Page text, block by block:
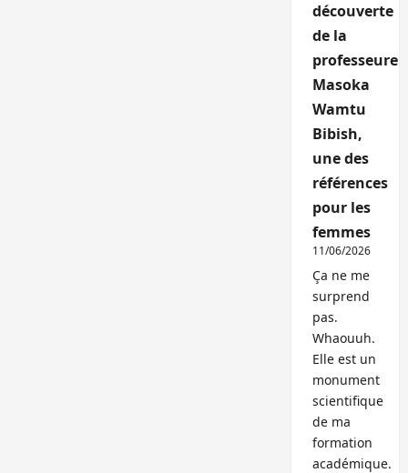
découverte
de la
professeure
Masoka
Wamtu
Bibish,
une des
références
pour les
femmes
11/06/2026
Ça ne me
surprend
pas.
Whaouuh.
Elle est un
monument
scientifique
de ma
formation
académique.